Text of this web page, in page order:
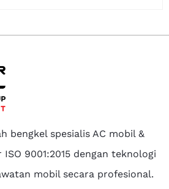
bengkel spesialis AC mobil &
9001:2015 dengan teknologi
mobil secara profesional.